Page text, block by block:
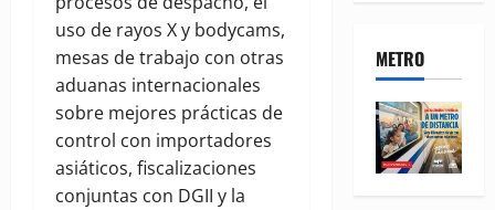
uso de rayos X y bodycams,
mesas de trabajo con otras
aduanas internacionales
sobre mejores prácticas de
control con importadores
asiáticos, fiscalizaciones
conjuntas con DGII y la
METRO